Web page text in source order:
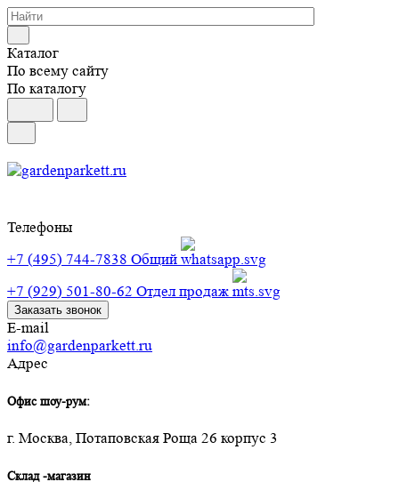
Каталог
По всему сайту
По каталогу
Телефоны
+7 (495) 744-7838 Общий
+7 (929) 501-80-62 Отдел продаж
Заказать звонок
E-mail
info@gardenparkett.ru
Адрес
Офис шоу-рум:
г. Москва, Потаповская Роща 26 корпус 3
Склад -магазин